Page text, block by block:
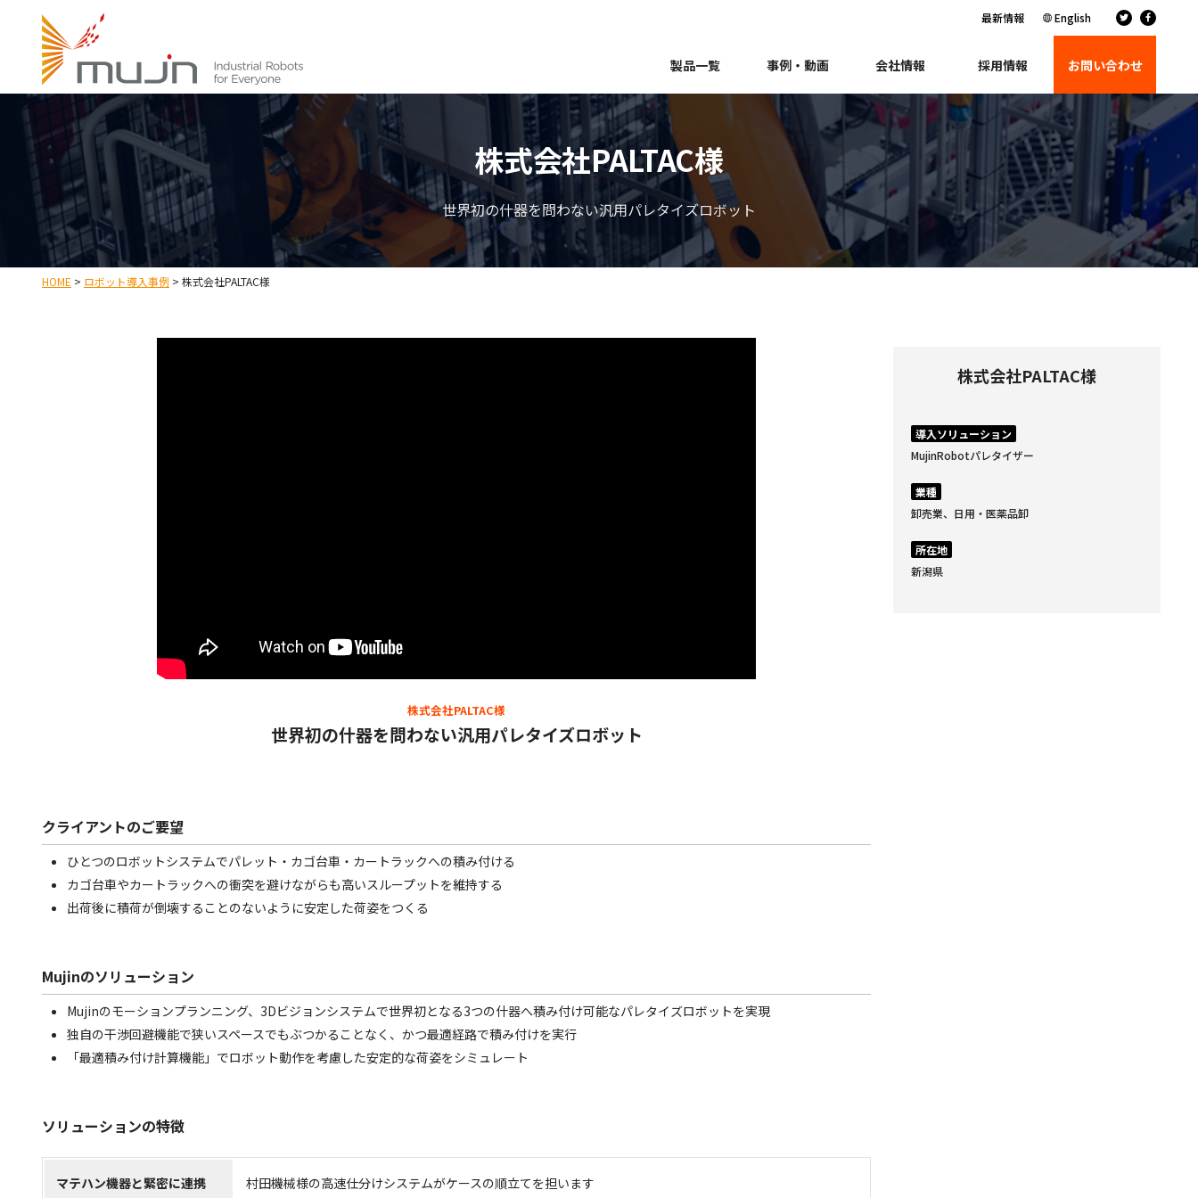
最新情報 English
製品一覧 事例・動画 会社情報 採用情報 お問い合わせ
株式会社PALTAC様
世界初の什器を問わない汎用パレタイズロボット
HOME > ロボット導入事例 > 株式会社PALTAC様
株式会社PALTAC様
導入ソリューション
MujinRobotパレタイザー
業種
卸売業、日用・医薬品卸
所在地
新潟県
株式会社PALTAC様
世界初の什器を問わない汎用パレタイズロボット
クライアントのご要望
ひとつのロボットシステムでパレット・カゴ台車・カートラックへの積み付ける
カゴ台車やカートラックへの衝突を避けながらも高いスループットを維持する
出荷後に積荷が倒壊することのないように安定した荷姿をつくる
Mujinのソリューション
Mujinのモーションプランニング、3Dビジョンシステムで世界初となる3つの什器へ積み付け可能なパレタイズロボットを実現
独自の干渉回避機能で狭いスペースでもぶつかることなく、かつ最適経路で積み付けを実行
「最適積み付け計算機能」でロボット動作を考慮した安定的な荷姿をシミュレート
ソリューションの特徴
マテハン機器と緊密に連携 村田機械様の高速仕分けシステムがケースの順立てを担います